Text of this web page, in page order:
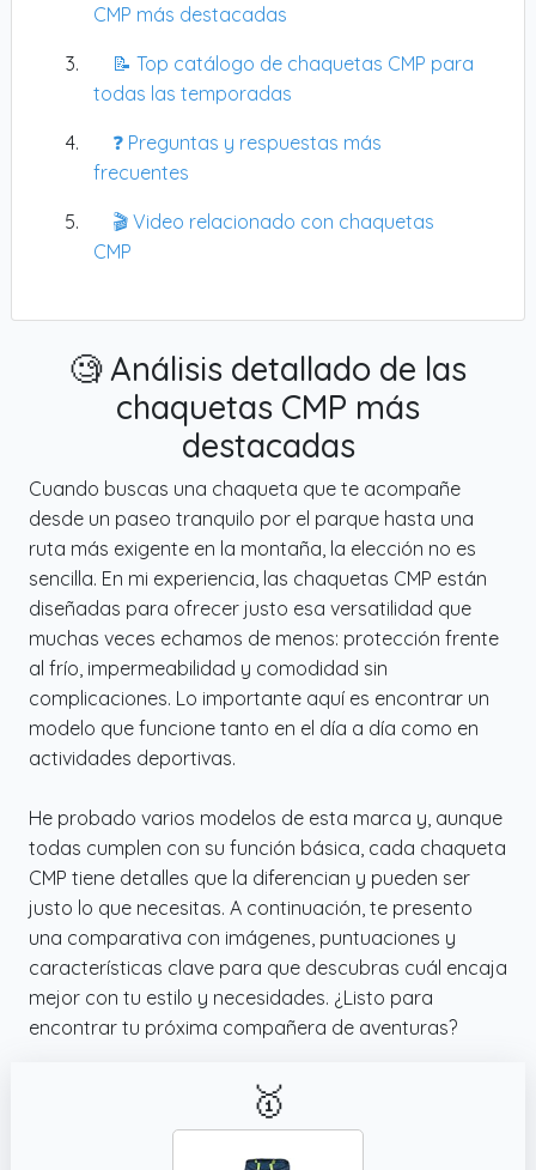
CMP más destacadas
📝 Top catálogo de chaquetas CMP para
todas las temporadas
❓ Preguntas y respuestas más
frecuentes
🎬 Video relacionado con chaquetas
CMP
🧐 Análisis detallado de las
chaquetas CMP más
destacadas
Cuando buscas una chaqueta que te acompañe
desde un paseo tranquilo por el parque hasta una
ruta más exigente en la montaña, la elección no es
sencilla. En mi experiencia, las chaquetas CMP están
diseñadas para ofrecer justo esa versatilidad que
muchas veces echamos de menos: protección frente
al frío, impermeabilidad y comodidad sin
complicaciones. Lo importante aquí es encontrar un
modelo que funcione tanto en el día a día como en
actividades deportivas.
He probado varios modelos de esta marca y, aunque
todas cumplen con su función básica, cada chaqueta
CMP tiene detalles que la diferencian y pueden ser
justo lo que necesitas. A continuación, te presento
una comparativa con imágenes, puntuaciones y
características clave para que descubras cuál encaja
mejor con tu estilo y necesidades. ¿Listo para
encontrar tu próxima compañera de aventuras?
🥇